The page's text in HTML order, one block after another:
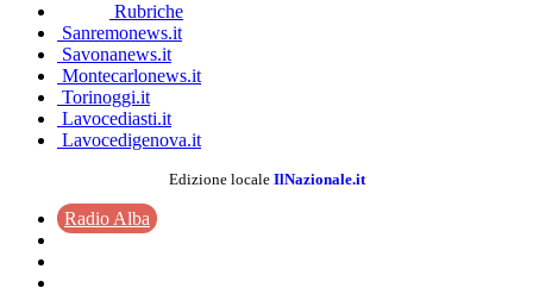
Rubriche
Sanremonews.it
Savonanews.it
Montecarlonews.it
Torinoggi.it
Lavocediasti.it
Lavocedigenova.it
Edizione locale IlNazionale.it
Radio Alba